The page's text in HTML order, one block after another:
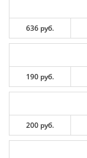
636 руб.
190 руб.
200 руб.